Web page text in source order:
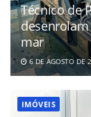
Técnico de
mar
6 DE AGOSTO DE
IMÓVEIS